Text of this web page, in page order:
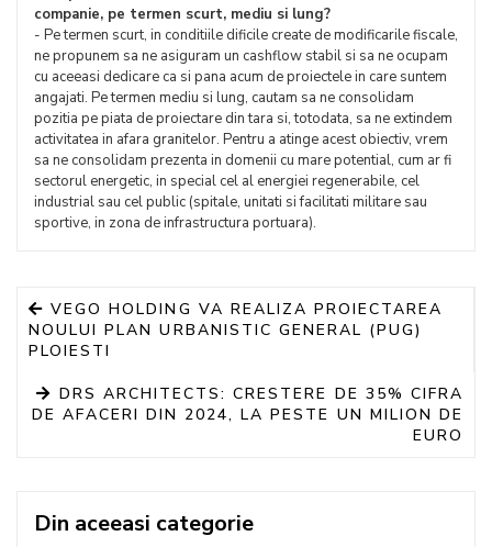
companie, pe termen scurt, mediu si lung?
- Pe termen scurt, in conditiile dificile create de modificarile fiscale,
ne propunem sa ne asiguram un cashflow stabil si sa ne ocupam
cu aceeasi dedicare ca si pana acum de proiectele in care suntem
angajati. Pe termen mediu si lung, cautam sa ne consolidam
pozitia pe piata de proiectare din tara si, totodata, sa ne extindem
activitatea in afara granitelor. Pentru a atinge acest obiectiv, vrem
sa ne consolidam prezenta in domenii cu mare potential, cum ar fi
sectorul energetic, in special cel al energiei regenerabile, cel
industrial sau cel public (spitale, unitati si facilitati militare sau
sportive, in zona de infrastructura portuara).
VEGO HOLDING VA REALIZA PROIECTAREA
NOULUI PLAN URBANISTIC GENERAL (PUG)
PLOIESTI
DRS ARCHITECTS: CRESTERE DE 35% CIFRA
DE AFACERI DIN 2024, LA PESTE UN MILION DE
EURO
Din aceeasi categorie